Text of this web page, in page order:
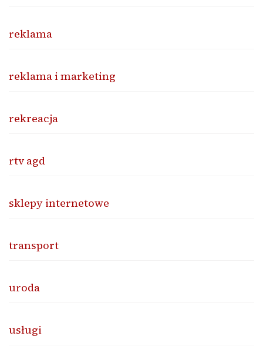
reklama
reklama i marketing
rekreacja
rtv agd
sklepy internetowe
transport
uroda
usługi